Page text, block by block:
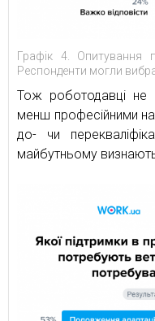
Графік 4. Опитування
Респонденти могли
Тож роботодавці не
менш професійними на
до- чи
майбутньому